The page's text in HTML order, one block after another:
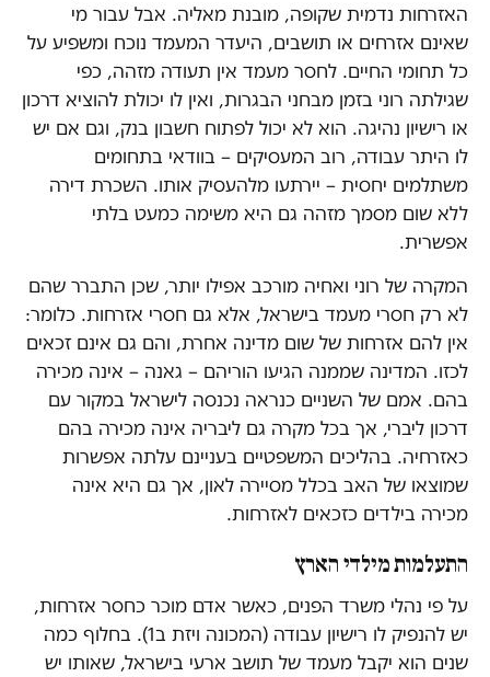
האזרחות נדמית שקופה, מובנת מאליה. אבל עבור מי
שאינם אזרחים או תושבים, היעדר המעמד נוכח ומשפיע על
כל תחומי החיים. לחסר מעמד אין תעודה מזהה, כפי
שגילתה רוני בזמן מבחני הבגרות, ואין לו יכולת להוציא דרכון
או רישיון נהיגה. הוא לא יכול לפתוח חשבון בנק, וגם אם יש
לו היתר עבודה, רוב המעסיקים – בוודאי בתחומים
משתלמים יחסית – יירתעו מלהעסיק אותו. השכרת דירה
ללא שום מסמך מזהה גם היא משימה כמעט בלתי
אפשרית.
המקרה של רוני ואחיה מורכב אפילו יותר, שכן התברר שהם
לא רק חסרי מעמד בישראל, אלא גם חסרי אזרחות. כלומר:
אין להם אזרחות של שום מדינה אחרת, והם גם אינם זכאים
לכזו. המדינה שממנה הגיעו הוריהם – גאנה – אינה מכירה
בהם. אמם של השניים כנראה נכנסה לישראל במקור עם
דרכון ליברי, אך בכל מקרה גם ליבריה אינה מכירה בהם
כאזרחיה. בהליכים המשפטיים בעניינם עלתה אפשרות
שמוצאו של האב בכלל מסיירה לאון, אך גם היא אינה
מכירה בילדים כזכאים לאזרחות.
התעלמות מילדי הארץ
על פי נהלי משרד הפנים, כאשר אדם מוכר כחסר אזרחות,
יש להנפיק לו רישיון עבודה (המכונה ויזת ב1). בחלוף כמה
שנים הוא יקבל מעמד של תושב ארעי בישראל, שאותו יש